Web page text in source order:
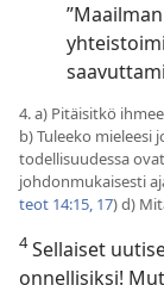
4. a) Pitäisitkö
b) Tuleeko
todellisuudessa
johdonmukaisesti
teot 14:15, 17) d)
4Sellaiset
onnellisiksi!